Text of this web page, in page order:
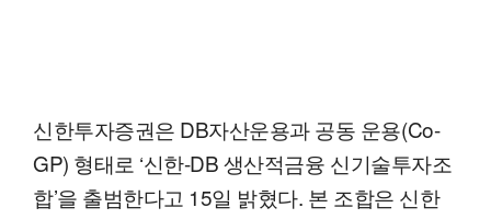
신한투자증권은 DB자산운용과 공동 운용(Co-
GP) 형태로 ‘신한-DB 생산적금융 신기술투자조
합’을 출범한다고 15일 밝혔다. 본 조합은 신한